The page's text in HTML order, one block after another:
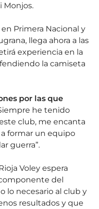
Monjos.
Primera Nacional y
llega ahora a las
experiencia en la
la camiseta
por las que
he tenido
club, me encanta
formar un equipo
guerra”.
Voley espera
del
lo necesario al club y
resultados y que